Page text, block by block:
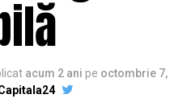
acum 2 ani pe octombrie 7,